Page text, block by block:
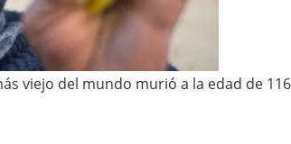
viejo del mundo murió a la edad de 116